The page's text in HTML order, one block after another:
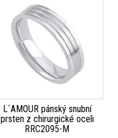
L´AMOUR pánský snubní
prsten z chirurgické oceli
RRC2095-M